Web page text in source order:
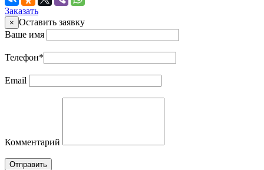
Заказать
× Оставить заявку
Ваше имя
Телефон*
Email
Комментарий
Отправить